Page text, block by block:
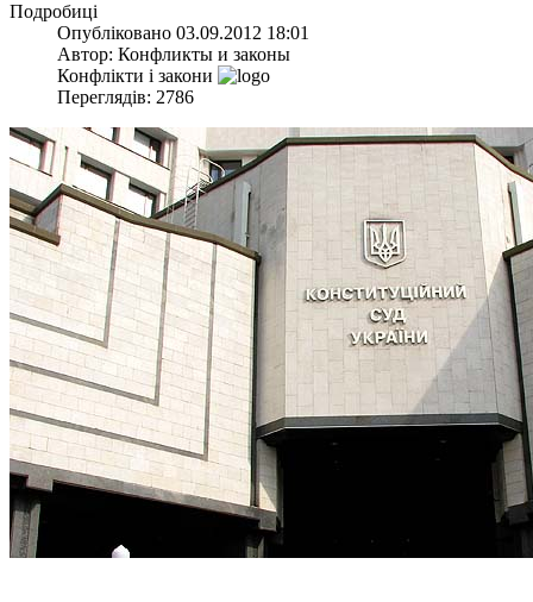
Подробиці
Опубліковано 03.09.2012 18:01
Автор: Конфликты и законы
Конфлікти і закони
Переглядів: 2786